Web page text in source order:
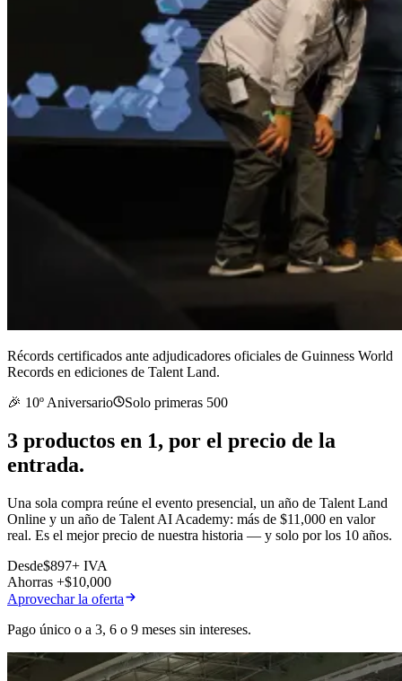
Récords certificados ante adjudicadores oficiales de Guinness World
Records en ediciones de Talent Land.
🎉 10º Aniversario
Solo primeras 500
3 productos en 1, por el precio de la
entrada.
Una sola compra reúne el evento presencial, un año de Talent Land
Online y un año de Talent AI Academy: más de $11,000 en valor
real. Es el mejor precio de nuestra historia — y solo por los 10 años.
Desde$897+ IVA
Ahorras +$10,000
Aprovechar la oferta
Pago único o a 3, 6 o 9 meses sin intereses.